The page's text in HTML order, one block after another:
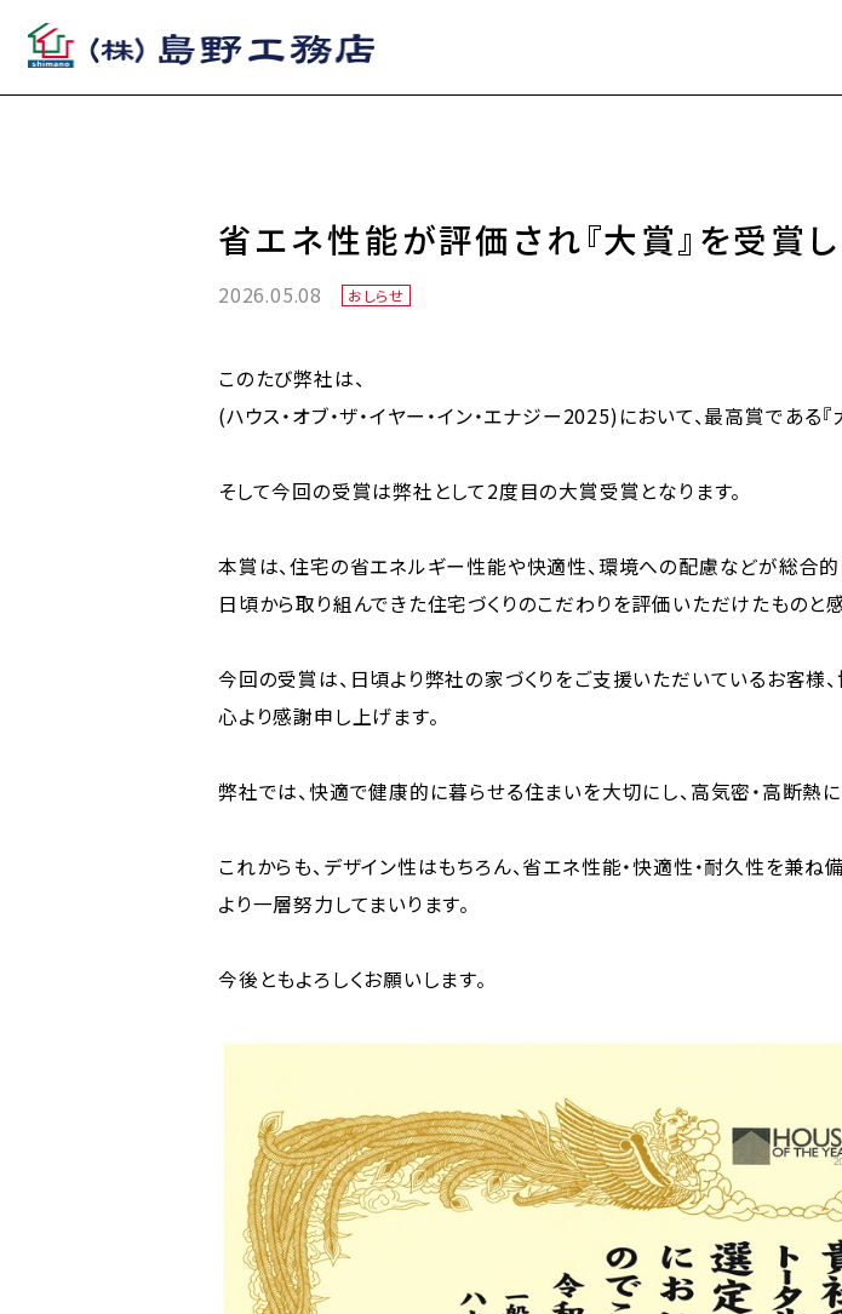
省エネ性能が評価され『大賞』を受賞
2026.05.08 おしらせ
このたび弊社は、
(ハウス・オブ・ザ・イヤー・イン・エナジー2025)において、最高賞である
そして今回の受賞は弊社として2度目の大賞受賞となります。
本賞は、住宅の省エネルギー性能や快適性、環境への配慮などが総合的
日頃から取り組んできた住宅づくりのこだわりを評価いただけたものと感
今回の受賞は、日頃より弊社の家づくりをご支援いただいているお客様
心より感謝申し上げます。
弊社では、快適で健康的に暮らせる住まいを大切にし、高気密・高断熱に
これからも、デザイン性はもちろん、省エネ性能・快適性・耐久性を兼ね
より一層努力してまいります。
今後ともよろしくお願いします。